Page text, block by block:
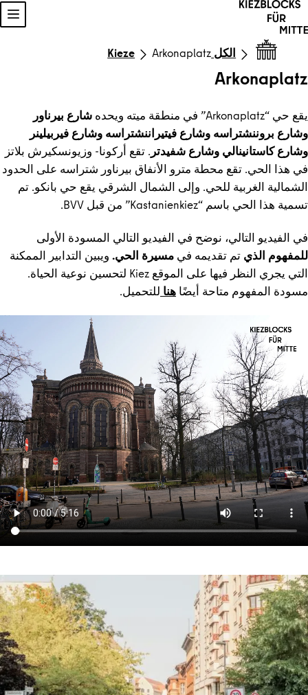
تخطي إلى المحتوى
الكل Kieze Arkonaplatz
Arkonaplatz
يقع حي “Arkonaplatz” في منطقة ميته ويحده
شارع بيرناور
وشارع بروننشتراسه وشارع فيتيراننشتراسه وشارع فيربيلينر
وشارع كاستانينالي وشارع شفيدتر . تقع أركونا- وزيونسكيرش بلاتز
في هذا الحي. تقع محطة مترو الأنفاق بيرناور شتراسه على الحدود
الشمالية الغربية للحي. وإلى الشمال الشرقي يقع حي بانكو. تم
تسمية هذا الحي باسم “Kastanienkiez” من قبل BVV.
في الفيديو التالي، نوضح في الفيديو التالي المسودة الأولى
للمفهوم الذي تم تقديمه في مسيرة الحي. ويبين التدابير الممكنة
التي يجري النظر فيها على الموقع Kiez لتحسين نوعية الحياة.
مسودة المفهوم متاحة أيضًا هنا للتحميل.